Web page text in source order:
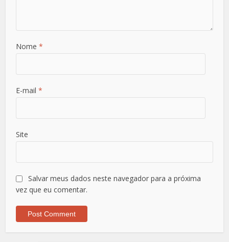
Nome*
E-mail*
Site
Salvar meus dados neste navegador para a próxima
vez que eu comentar.